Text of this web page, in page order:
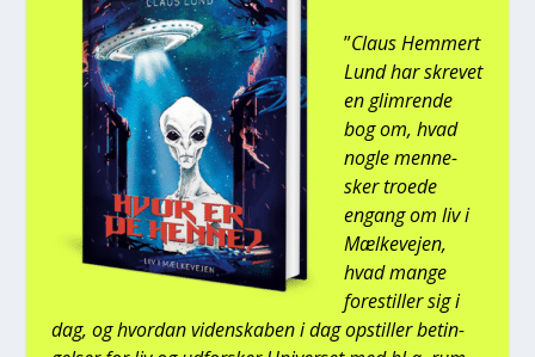
”Claus Hem­mert
Lund har skre­vet
en glim­ren­de
bog om, hvad
nog­le men­ne­
sker tro­e­de
engang om liv i
Mæl­ke­vej­en,
hvad man­ge
fore­stil­ler sig i
dag, og hvor­dan viden­ska­ben i dag opstil­ler betin­